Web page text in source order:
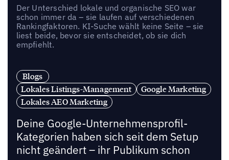
Der Unterschied lokale und organische SEO war
schon immer da – sie laufen auf verschiedenen
Rankingfaktoren. KI-Suche wählt keine Seite – sie
liest beide, bevor sie entscheidet, ob sie dich
empfiehlt.
Blogs
Lokales Listings-Management
Google Marketing
Lokales AEO Marketing
Deine Google-Unternehmensprofil-
Kategorien haben sich seit dem Setup
nicht geändert – ihr Publikum schon